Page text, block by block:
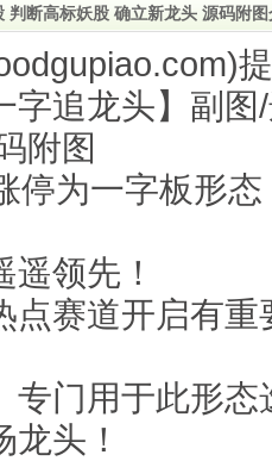
判断高标妖股 确立新龙头 源码附图
字追龙头】副
附图
停为一字板形
领先！
点赛道开启有重
专门用于此形
头！